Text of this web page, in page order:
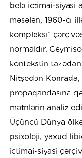
belə ictimai-siyasi
məsələn, 1960-cı
kompleksi”
normaldır.
kontekstin
Nitşedən
propaqandasına
mətnlərin analiz
Üçüncü Dünya
psixoloji, yaxud
ictimai-siyasi